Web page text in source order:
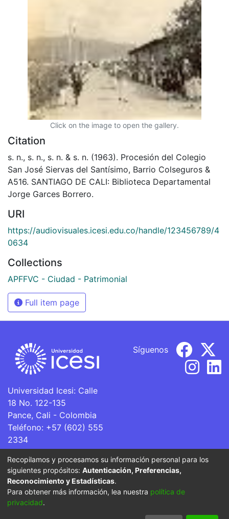
Click on the image to open the gallery.
Citation
s. n., s. n., s. n. & s. n. (1963). Procesión del Colegio
San José Siervas del Santísimo, Barrio Colseguros &
A516. SANTIAGO DE CALI: Biblioteca Departamental
Jorge Garces Borrero.
URI
https://audiovisuales.icesi.edu.co/handle/123456789/4
0634
Collections
APFFVC - Ciudad - Patrimonial
Full item page
Universidad Icesi: Calle
18 No. 122-135
Pance, Cali - Colombia
Teléfono: +57 (602) 555
2334
ventanillaunica@icesi.edu.co
Síguenos
La Universidad Icesi es una Institución de Educación
Superior que se encuentra sujeta a inspección y vigilancia
por parte del Ministerio de Educación Nacional.
Recopilamos y procesamos su información personal para los
siguientes propósitos: Autenticación, Preferencias,
Reconocimiento y Estadísticas.
Para obtener más información, lea nuestra política de
privacidad.